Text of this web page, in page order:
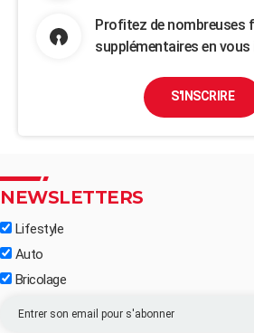
Profitez de nombreuses
supplémentaires en
S'INSCRIRE
NEWSLETTERS
Lifestyle
Auto
Bricolage